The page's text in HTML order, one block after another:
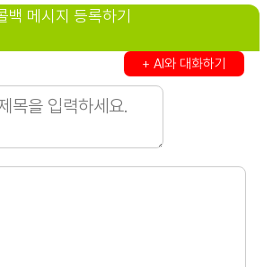
백 메시지 등록하기
+ AI와 대화하기